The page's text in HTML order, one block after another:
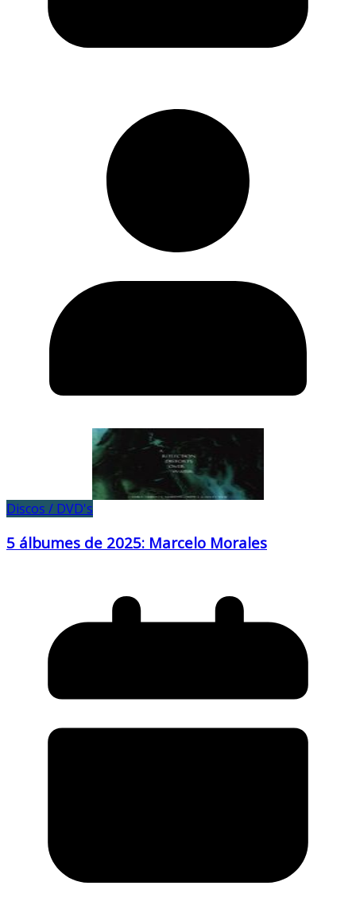
Discos / DVD's
5 álbumes de 2025: Marcelo Morales